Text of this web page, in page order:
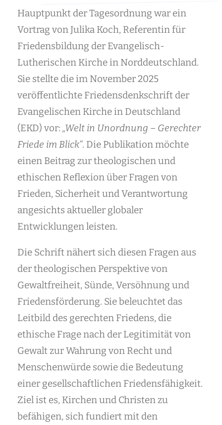
Hauptpunkt der Tagesordnung war ein
Vortrag von Julika Koch, Referentin für
Friedensbildung der Evangelisch-
Lutherischen Kirche in Norddeutschland.
Sie stellte die im November 2025
veröffentlichte Friedensdenkschrift der
Evangelischen Kirche in Deutschland
(EKD) vor: „Welt in Unordnung – Gerechter
Friede im Blick“. Die Publikation möchte
einen Beitrag zur theologischen und
ethischen Reflexion über Fragen von
Frieden, Sicherheit und Verantwortung
angesichts aktueller globaler
Entwicklungen leisten.
Die Schrift nähert sich diesen Fragen aus
der theologischen Perspektive von
Gewaltfreiheit, Sünde, Versöhnung und
Friedensförderung. Sie beleuchtet das
Leitbild des gerechten Friedens, die
ethische Frage nach der Legitimität von
Gewalt zur Wahrung von Recht und
Menschenwürde sowie die Bedeutung
einer gesellschaftlichen Friedensfähigkeit.
Ziel ist es, Kirchen und Christen zu
befähigen, sich fundiert mit den
OpenStreetMap
Kartendienst
· OpenStreetMap / Tile-Anbieter
OpenStreetMap-Karten oder externe Tile-Server werden erst nach
Zustimmung geladen.
Cookies/Storage: anbieterabhängig Datenschutzinfos
Facebook
Social Media Embed· Meta
Facebook-Inhalte werden erst nach Zustimmung geladen.
Cookies/Storage: fr, datr, sbDatenschutzinfos
Komfort & Darstellung
Schriften, Icons, Spam-Schutz, Integrationen oder
Komfortdienste, die die Website-Funktion oder Darstellung
Google Fonts
Externe Schriftdateien
Externe Google Fonts sollten lokal eingebunden oder erst nach
passender Zustimmung geladen werden.
Cookies/Storage: keine klassischen Cookies, aber Serverabruf/IP-
Übertragung möglichDatenschutzinfos
ChurchTools
Externe Gemeinde-/Veranstaltungsintegration
ChurchTools-Links, Widgets oder eingebundene Inhalte können
datenschutzrelevant sein.
Cookies/Storage: anbieterabhängigDatenschutzinfos
Statistik
Optionale Reichweitenmessung, Analyse und Tag-
Details
Google Analytics
Statistik / Reichweitenmessung· Google
Optionale Reichweitenmessung. Darf erst nach Einwilligung aktiv
werden, sofern nicht rechtskonform anders konfiguriert.